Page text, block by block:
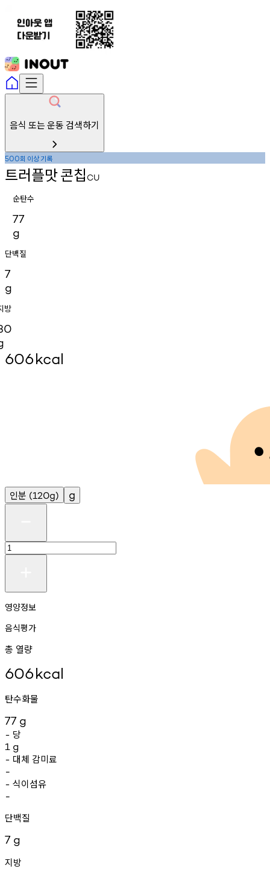
음식 또는 운동 검색하기
500회 이상기록
트러플맛콘칩 CU
순탄수
77
g
단백질
7
g
방
606kcal
인분 (120g) g
영양정보
음식평가
총 열량
606kcal
탄수화물
77 g
- 당
1 g
- 대체 감미료
-
- 식이섬유
-
단백질
7 g
지방